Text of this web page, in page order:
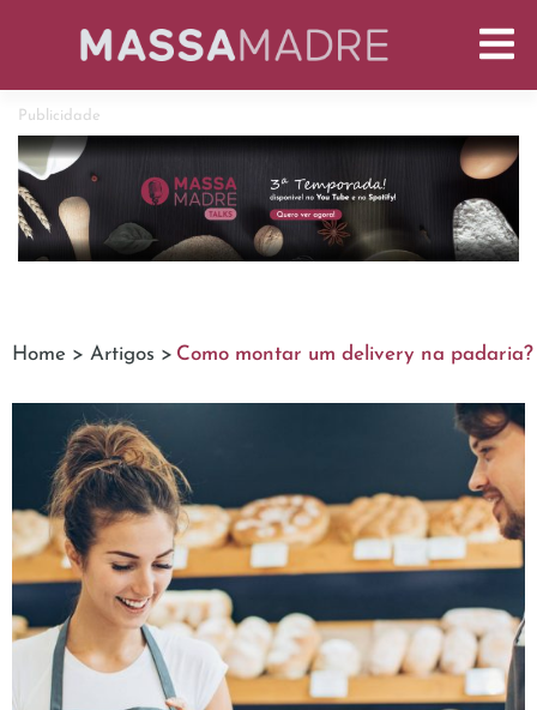
Publicidade
Home > Artigos > Como montar um delivery na padaria?